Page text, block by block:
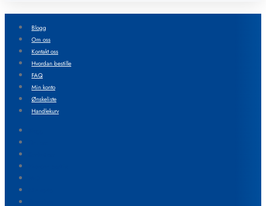
Blogg
Om oss
Kontakt oss
Hvordan bestille
FAQ
Min konto
Ønskeliste
Handlekurv